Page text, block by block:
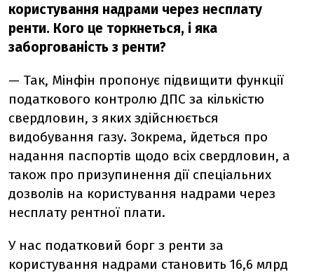
користування надрами через несплату
ренти. Кого це торкнеться, і яка
заборгованість з ренти?
— Так, Мінфін пропонує підвищити функції
податкового контролю ДПС за кількістю
свердловин, з яких здійснюється
видобування газу. Зокрема, йдеться про
надання паспортів щодо всіх свердловин, а
також про призупинення дії спеціальних
дозволів на користування надрами через
несплату рентної плати.
У нас податковий борг з ренти за
користування надрами становить 16,6 млрд